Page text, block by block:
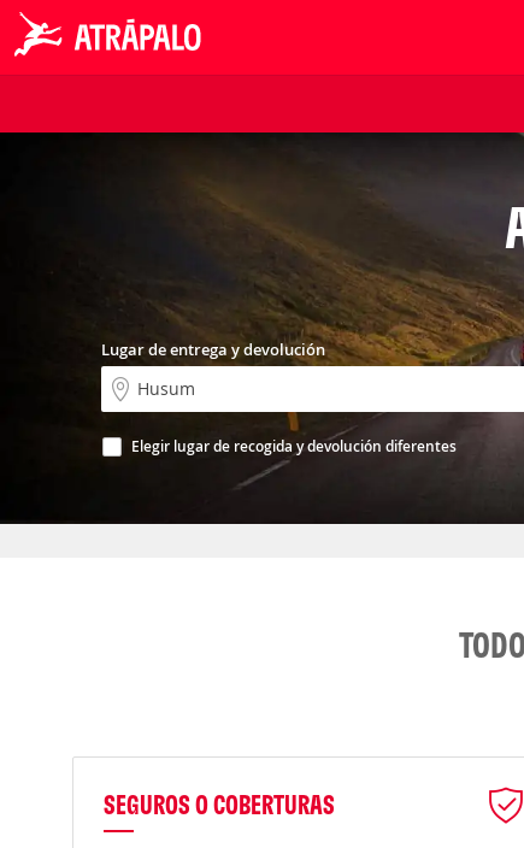
Lugar de entrega y devolución
Elegir lugar de recogida y devolución diferentes
SEGUROS O COBERTURAS